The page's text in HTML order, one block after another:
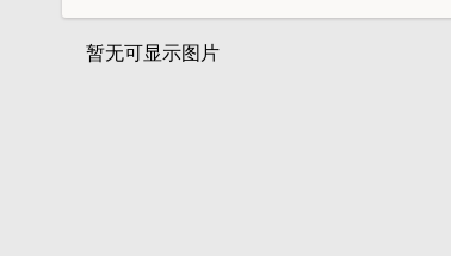
暂无可显示图片